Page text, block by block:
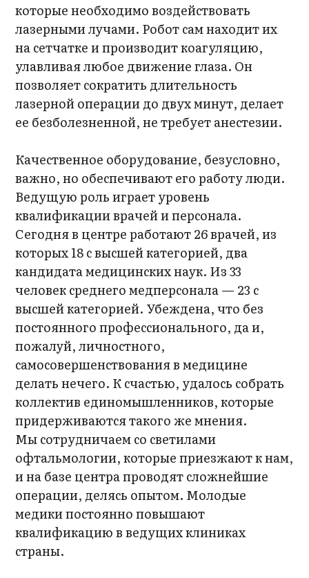
которые необходимо воздействовать
лазерными лучами. Робот сам находит их
на сетчатке и производит коагуляцию,
улавливая любое движение глаза. Он
позволяет сократить длительность
лазерной операции до двух минут, делает
ее безболезненной, не требует анестезии.
Качественное оборудование, безусловно,
важно, но обеспечивают его работу люди.
Ведущую роль играет уровень
квалификации врачей и персонала.
Сегодня в центре работают 26 врачей, из
которых 18 с высшей категорией, два
кандидата медицинских наук. Из 33
человек среднего медперсонала — 23 с
высшей категорией. Убеждена, что без
постоянного профессионального, да и,
пожалуй, личностного,
самосовершенствования в медицине
делать нечего. К счастью, удалось собрать
коллектив единомышленников, которые
придерживаются такого же мнения.
Мы сотрудничаем со светилами
офтальмологии, которые приезжают к нам,
и на базе центра проводят сложнейшие
операции, делясь опытом. Молодые
медики постоянно повышают
квалификацию в ведущих клиниках
страны.